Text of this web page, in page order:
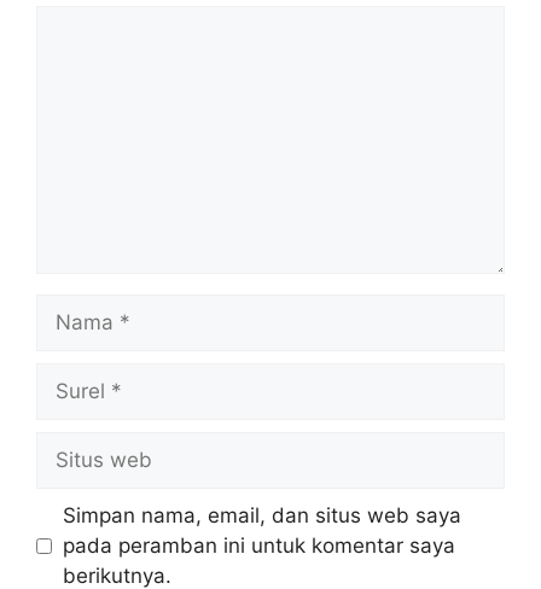
web
Simpan nama, email, dan situs web saya
pada peramban ini untuk komentar saya
berikutnya.